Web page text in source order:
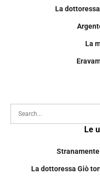
La
La
Le
La dottoressa Giò